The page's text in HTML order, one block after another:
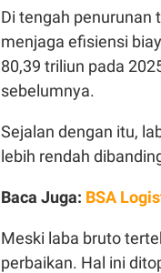
Di tengah penurunan
menjaga efisiensi
80,39 triliun pada
sebelumnya.
Sejalan dengan itu,
lebih rendah
Baca Juga: BSA
Meski laba bruto
perbaikan. Hal ini